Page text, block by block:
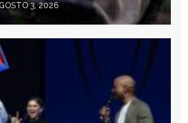
3, 2026